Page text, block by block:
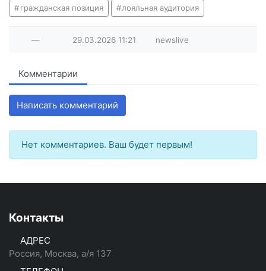
гражданская позиция лояльная аудитория
— 29.03.2026 11:21 newslive
Комментарии
Написать комментарий
Нет комментариев. Ваш будет первым!
Контакты
АДРЕС
Россия, Москва, а/я 137